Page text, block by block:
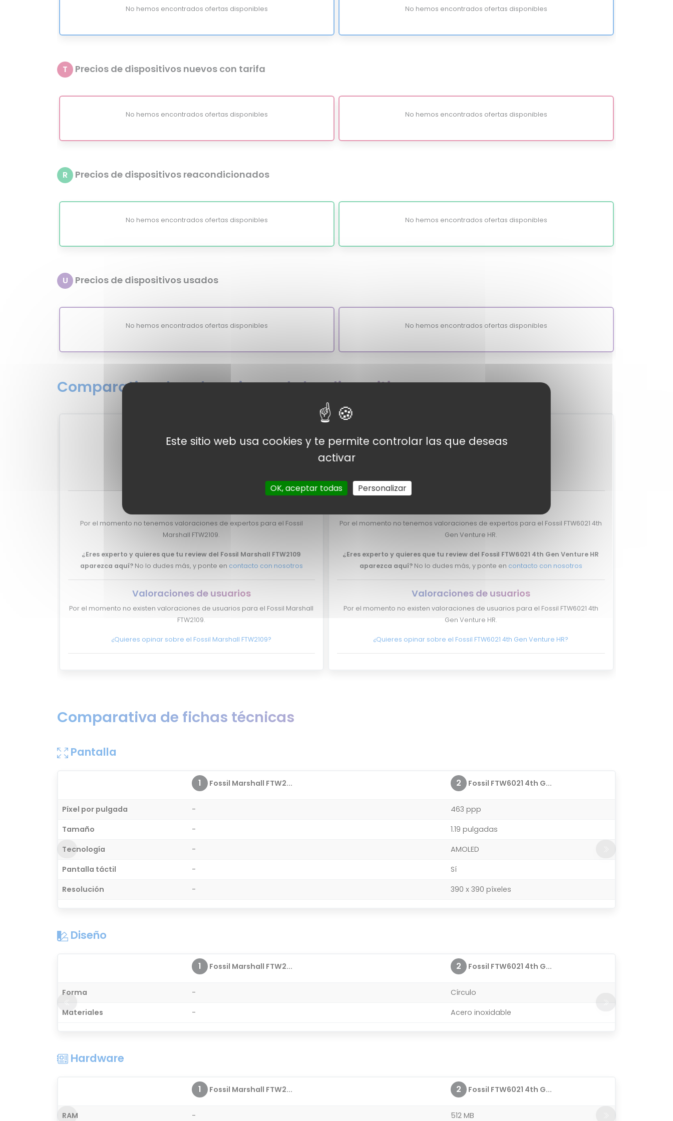
No hemos encontrados ofertas disponibles No hemos encontrados ofertas disponibles
T Precios de dispositivos nuevos con tarifa
No hemos encontrados ofertas disponibles No hemos encontrados ofertas disponibles
R Precios de dispositivos reacondicionados
No hemos encontrados ofertas disponibles No hemos encontrados ofertas disponibles
U Precios de dispositivos usados
No hemos encontrados ofertas disponibles No hemos encontrados ofertas disponibles
Comparativa de valoraciones de los dispositivos
Por el momento no tenemos valoraciones de expertos para el Fossil
Marshall FTW2109.
¿Eres experto y quieres que tu review del Fossil Marshall FTW2109
aparezca aquí?No lo dudes más, y ponte en contacto con nosotros
Valoraciones de usuarios
Por el momento no existen valoraciones de usuarios para el Fossil Marshall
FTW2109.
¿Quieres opinar sobre el Fossil Marshall FTW2109?
Por el momento no tenemos valoraciones de expertos para el Fossil FTW6021 4th
Gen Venture HR.
¿Eres experto y quieres que tu review del Fossil FTW6021 4th Gen Venture HR
aparezca aquí?No lo dudes más, y ponte en contacto con nosotros
Valoraciones de usuarios
Por el momento no existen valoraciones de usuarios para el Fossil FTW6021 4th
Gen Venture HR.
¿Quieres opinar sobre el Fossil FTW6021 4th Gen Venture HR?
Comparativa de fichas técnicas
Pantalla
1 Fossil Marshall FTW2... 2 Fossil FTW6021 4th G...
Píxel por pulgada -
463 ppp
Tamaño
-
1.19 pulgadas
Tecnología
-
AMOLED
Pantalla táctil
-
Sí
Resolución
- 390 x 390 píxeles
Diseño
1 Fossil Marshall FTW2... 2 Fossil FTW6021 4th G...
Forma -
Círculo
Materiales
- Acero inoxidable
Hardware
1 Fossil Marshall FTW2... 2 Fossil FTW6021 4th G...
RAM - 512 MB
Este sitio web usa cookies y te permite controlar las que deseas
activar
OK, aceptar todas Personalizar